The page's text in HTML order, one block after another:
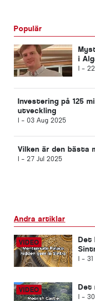
Populär
i
I -
Investering på 125
utveckling
I - 03 Aug 2025
Vilken är den bästa
I - 27 Jul 2025
Andra artiklar
Det
I -
Det
I -